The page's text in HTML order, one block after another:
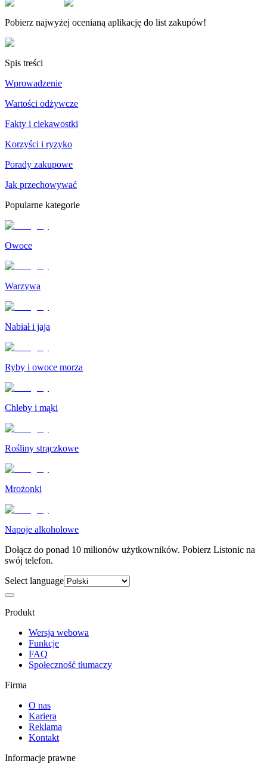
Pobierz najwyżej ocenianą aplikację do list zakupów!
Spis treści
Wprowadzenie
Wartości odżywcze
Fakty i ciekawostki
Korzyści i ryzyko
Porady zakupowe
Jak przechowywać
Popularne kategorie
Owoce
Warzywa
Nabiał i jaja
Ryby i owoce morza
Chleby i mąki
Rośliny strączkowe
Mrożonki
Napoje alkoholowe
Dołącz do ponad 10 milionów użytkowników. Pobierz Listonic na
swój telefon.
Select language
Produkt
Wersja webowa
Funkcje
FAQ
Społeczność tłumaczy
Firma
O nas
Kariera
Reklama
Kontakt
Informacje prawne